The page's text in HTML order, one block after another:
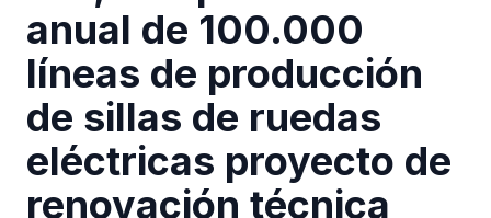
anual de 100.000
líneas de producción
de sillas de ruedas
eléctricas proyecto de
renovación técnica